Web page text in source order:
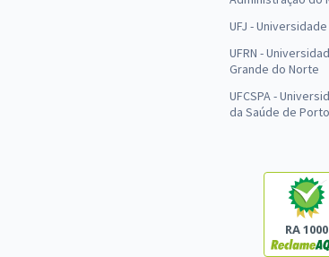
UFJ -
UFRN -
Grande do Norte
UFCSPA -
da Saúde de
RA 1000